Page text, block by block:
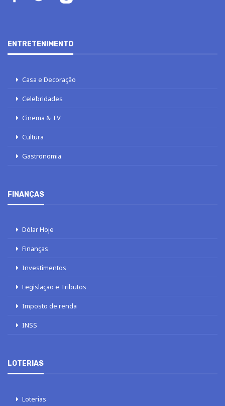
ENTRETENIMENTO
Casa e Decoração
Celebridades
Cinema & TV
Cultura
Gastronomia
FINANÇAS
Dólar Hoje
Finanças
Investimentos
Legislação e Tributos
Imposto de renda
INSS
LOTERIAS
Loterias